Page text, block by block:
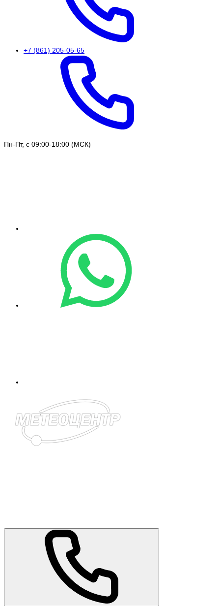
+7 (861) 205-05-65
Пн-Пт, с 09:00-18:00 (МСК)